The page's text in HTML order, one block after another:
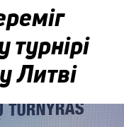
Литві